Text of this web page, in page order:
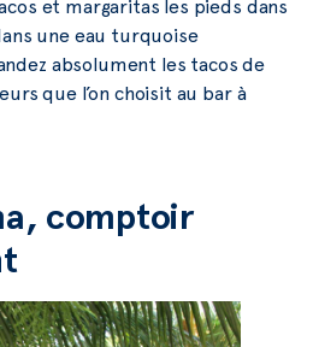
et margaritas les pieds dans
une eau turquoise
absolument les tacos de
que l’on choisit au bar à
comptoir